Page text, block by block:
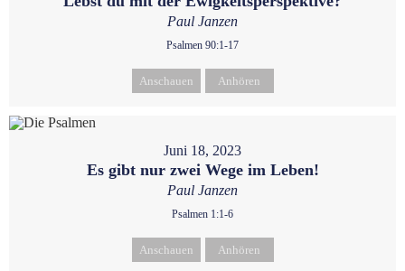
Paul Janzen
Psalmen 90:1-17
Anschauen Anhören
Juni 18, 2023
Es gibt nur zwei Wege im Leben!
Paul Janzen
Psalmen 1:1-6
Anschauen Anhören